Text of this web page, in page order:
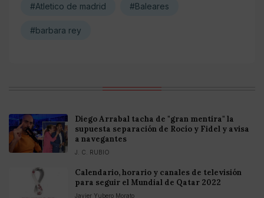
#Atletico de madrid #Baleares
#barbara rey
Diego Arrabal tacha de "gran mentira" la
supuesta separación de Rocío y Fidel y avisa
a navegantes
J. C. RUBIO
Calendario, horario y canales de televisión
para seguir el Mundial de Qatar 2022
Javier Yubero Morato